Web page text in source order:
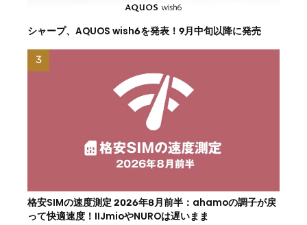
シャープ、AQUOS wish6を発表！9月中旬以降に発売
格安SIMの速度測定 2026年8月前半：ahamoの調子が戻
って快適速度！IIJmioやNUROは遅いまま